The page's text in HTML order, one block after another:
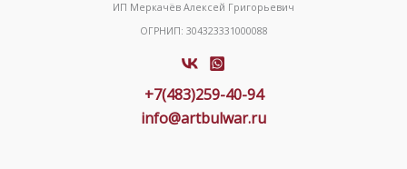
ИП Меркачёв Алексей Григорьевич
ОГРНИП: 304323331000088
+7(483)259-40-94
info@artbulwar.ru